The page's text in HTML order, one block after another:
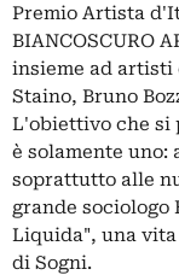
Premio Artista
BIANCOSCURO
insieme ad artisti
Staino, Bruno
L'obiettivo che si
è solamente uno:
soprattutto alle
grande sociologo
Liquida", una
di Sogni.